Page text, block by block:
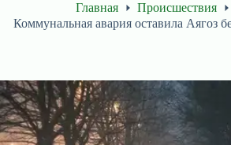
Главная
Происшествия
Коммунальная авария оставила Аягоз